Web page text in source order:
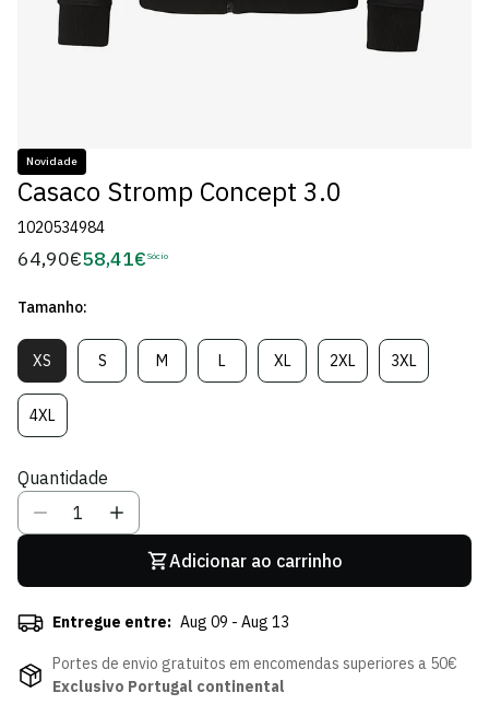
Novidade
Casaco Stromp Concept 3.0
1020534984
Preço
64,90€Preço
Sócio
58,41€ Sócio
Tamanho:
XSVariante
Esgotada
Ou
Indisponível
SVariante
Esgotada
MVariante
Esgotada
LVariante
Esgotada
XLVariante
Esgotada
2XLVariante
Esgotada
3XLVariante
Esgotada
4XLVariante
Esgotada
Indisponível
Quantidade
Adicionar ao carrinho
Entregue entre: Aug 09 - Aug 13
Portes de envio gratuitos em encomendas superiores a 50€
Exclusivo Portugal continental